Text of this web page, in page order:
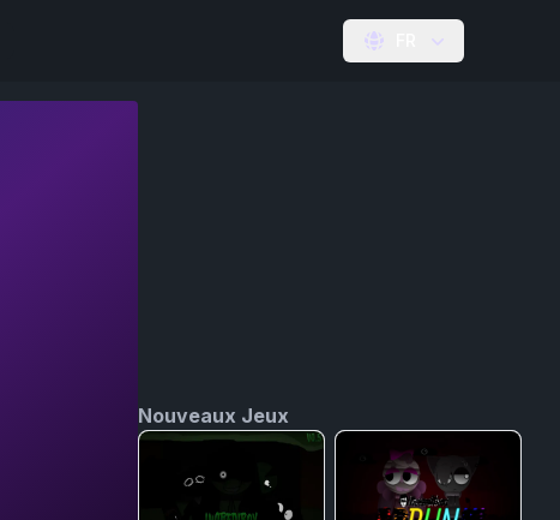
Nouveaux Jeux